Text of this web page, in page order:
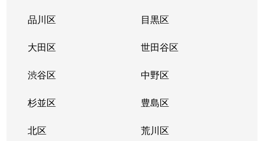
品川区 目黒区
大田区 世田谷区
渋谷区 中野区
杉並区 豊島区
北区 荒川区